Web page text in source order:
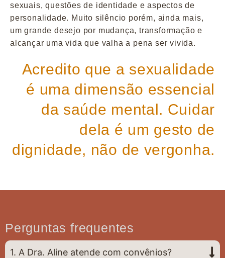
sexuais, questões de identidade e aspectos de
personalidade. Muito silêncio porém, ainda mais,
um grande desejo por mudança, transformação e
alcançar uma vida que valha a pena ser vivida.
Acredito que a sexualidade
é uma dimensão essencial
da saúde mental. Cuidar
dela é um gesto de
dignidade, não de vergonha.
Perguntas frequentes
1. A Dra. Aline atende com convênios?